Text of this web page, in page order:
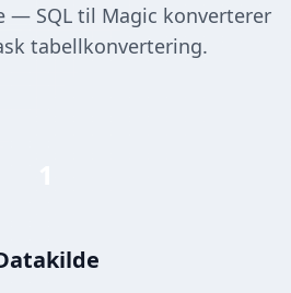
— SQL til Magic konverterer
tabellkonvertering.